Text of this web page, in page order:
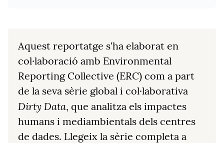
Aquest reportatge s'ha elaborat en
col·laboració amb Environmental
Reporting Collective (ERC) com a part
de la seva sèrie global i col·laborativa
Dirty Data, que analitza els impactes
humans i mediambientals dels centres
de dades. Llegeix la sèrie completa a